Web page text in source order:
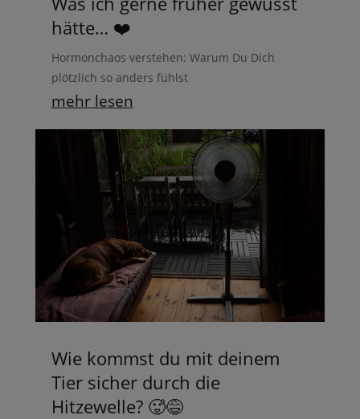
hätte… ❤️
Hormonchaos verstehen: Warum Du Dich
plötzlich so anders fühlst
mehr lesen
Wie kommst du mit deinem
Tier sicher durch die
Hitzewelle? 🥵😅